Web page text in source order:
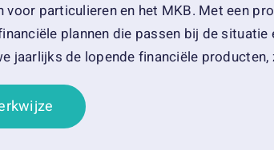
voor particulieren en het MKB. Met een
plannen die passen bij de situatie
jaarlijks de lopende financiële